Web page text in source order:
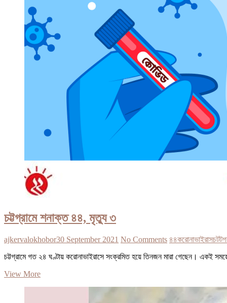
চট্টগ্রামে শনাক্ত ৪৪, মৃত্যু ৩
ajkervalokhobor30 September 2021 No Comments ৪৪করোনাভাইরাস
চট্টগ্রামে গত ২৪ ঘণ্টায় করোনাভাইরাসে সংক্রমিত হয়ে তিনজন মারা গেছেন। একই
View Moreচট্টগ্রামে